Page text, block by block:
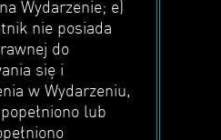
Wydarzenie; e)
nie posiada
do
się i
w Wydarzeniu,
lub